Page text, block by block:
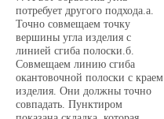
Когда потом немного
загладишь окантовку на шов,
то его практически не видно с
лица! Думаю, что на фото это
заметно. Но если вы уверены в
твердости своей руки, или
необходима отделочная
отстрочка – тогда строчите
просто близко к краю по верху
потребует другого подхода.а.
Точно совмещаем точку
вершины угла изделия с
линией сгиба полоски.б.
Совмещаем линию сгиба
окантовочной полоски с краем
изделия. Они должны точно
совпадать. Пунктиром